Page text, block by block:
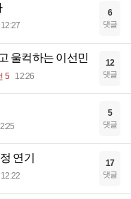
12:27
6
댓글
울컥하는 이선민
5 12:26
12
댓글
5
댓글
연기
12:22
17
댓글